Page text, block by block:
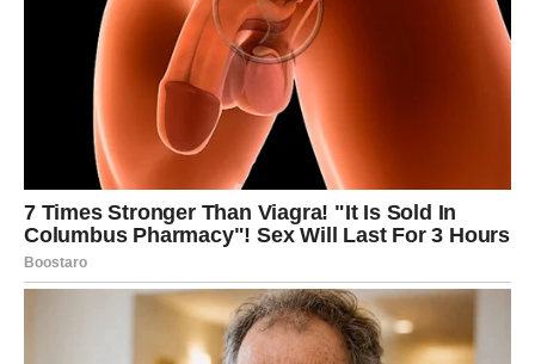
Zato što dobijate ono što vam najviše znači:
osećaj da je sve pod kontrolom.
RIBE – VIKEND LJUBAVI,
ROMANTIKE I EMOTIVNE
MAGIJE
Za Ribe, ovo je vikend u kojem srce vodi glavnu reč.
Emocije su jake, ali lepe. Ovo je periodzaljubljenosti,
romantike i osećaja da ste konačno viđeni i shvaćeni